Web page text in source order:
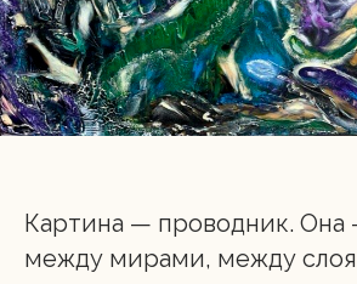
Картина — проводник. Она
между мирами, между